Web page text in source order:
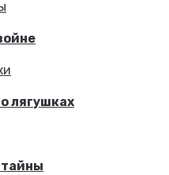
лягушках